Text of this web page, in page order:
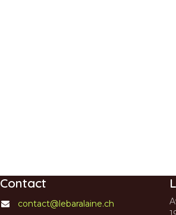
Contact
contact@lebaralaine.ch